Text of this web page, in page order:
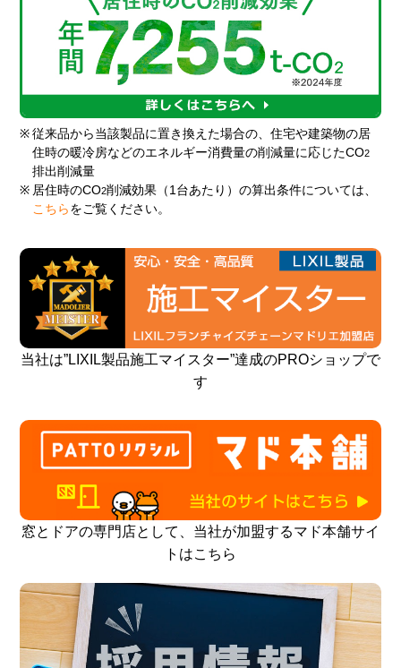
※ 従来品から当該製品に置き換えた場合の、住宅や建築物の居
住時の暖冷房などのエネルギー消費量の削減量に応じたCO2
排出削減量
※ 居住時のCO2削減効果（1台あたり）の算出条件については、
こちら をご覧ください。
当社は”LIXIL製品施工マイスター”達成のPROショップで
す
窓とドアの専門店として、当社が加盟するマド本舗サイ
トはこちら